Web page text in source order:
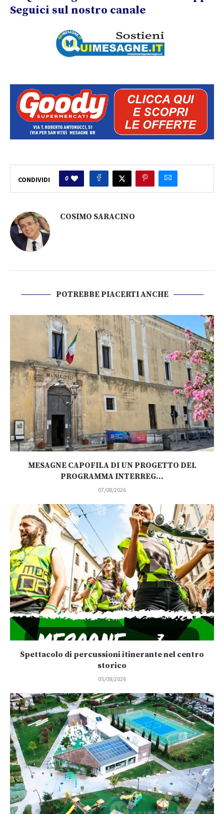
Seguici sul nostro canale
CONDIVIDI 0
COSIMO SARACINO
POTREBBE PIACERTI ANCHE
MESAGNE CAPOFILA DI UN PROGETTO DEL
PROGRAMMA INTERREG...
07/08/2026
Spettacolo di percussioni itinerante nel centro
storico
05/08/2026